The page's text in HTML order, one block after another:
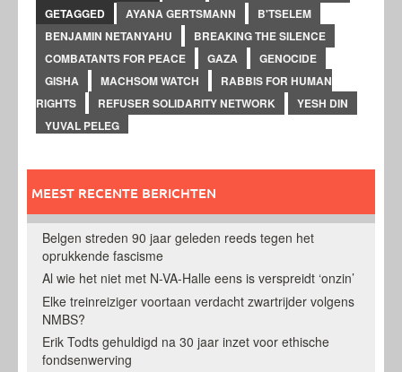
GETAGGED
AYANA GERTSMANN
B'TSELEM
BENJAMIN NETANYAHU
BREAKING THE SILENCE
COMBATANTS FOR PEACE
GAZA
GENOCIDE
GISHA
MACHSOM WATCH
RABBIS FOR HUMAN
RIGHTS
REFUSER SOLIDARITY NETWORK
YESH DIN
YUVAL PELEG
MEEST RECENTE BERICHTEN
Belgen streden 90 jaar geleden reeds tegen het
oprukkende fascisme
Al wie het niet met N-VA-Halle eens is verspreidt ‘onzin’
Elke treinreiziger voortaan verdacht zwartrijder volgens
NMBS?
Erik Todts gehuldigd na 30 jaar inzet voor ethische
fondsenwerving